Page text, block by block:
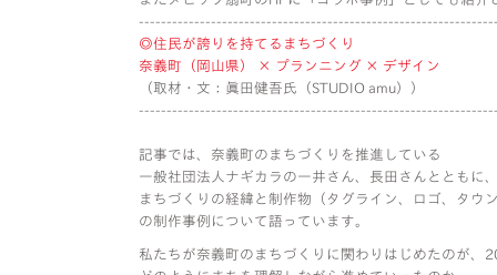
◎住民が誇りを持てるまちづくり
奈義町（岡山県） × プランニング × デザイン
（取材・文：眞田健吾氏（STUDIO amu））
記事では、奈義町のまちづくりを推進している
一般社団法人ナギカラの一井さん、長田さんとともに
まちづくりの経緯と制作物（タグライン、ロゴ、タウ
の制作事例について語っています。
私たちが奈義町のまちづくりに関わりはじめたのが、